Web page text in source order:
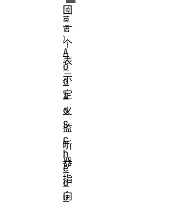
回
一
个
表
示
定
义
监
听
器
指
向
A
u
d
i
o
S
c
h
e
d
u